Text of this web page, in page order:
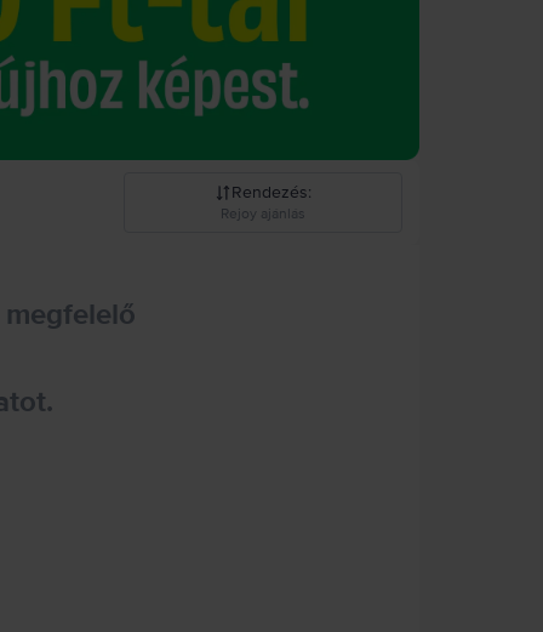
Rendezés:
Rejoy ajánlás
megfelelő